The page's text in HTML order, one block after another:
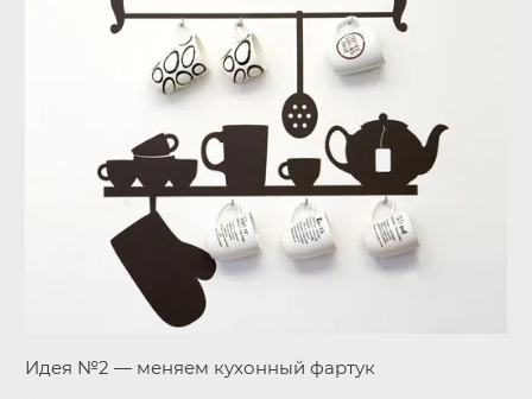
Идея №2 — меняем кухонный фартук